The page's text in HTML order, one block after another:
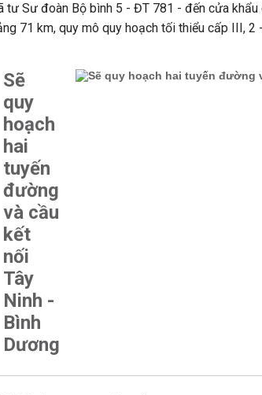
tư Sư đoàn Bộ bình 5 - ĐT 781 - đến cửa khẩu
71 km, quy mô quy hoạch tối thiểu cấp III, 2
Sẽ
quy
hoạch
hai
tuyến
đường
và cầu
kết
nối
Tây
Ninh -
Bình
Dương